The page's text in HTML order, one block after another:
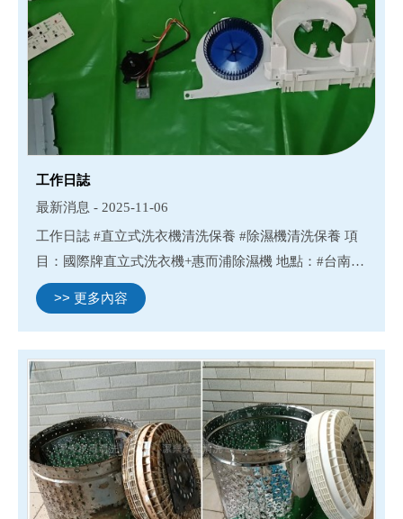
工作日誌
最新消息 - 2025-11-06
工作日誌 #直立式洗衣機清洗保養 #除濕機清洗保養 項
目：國際牌直立式洗衣機+惠而浦除濕機 地點：#台南市
新市區社內里 #新市清洗除濕機#新市清洗冷氣#新市清
洗洗衣機#新市清洗滾筒洗衣機 #台南除濕機清洗#台南
>> 更多內容